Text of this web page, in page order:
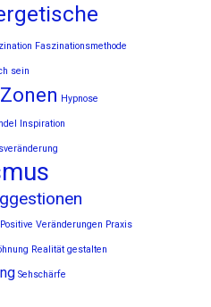
Faszinationsmethode
sein
Hypnose
Inspiration
Positive Veränderungen Praxis
Realität gestalten
Sehschärfe